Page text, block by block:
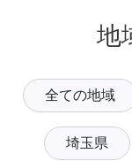
地
全ての地域
埼玉県